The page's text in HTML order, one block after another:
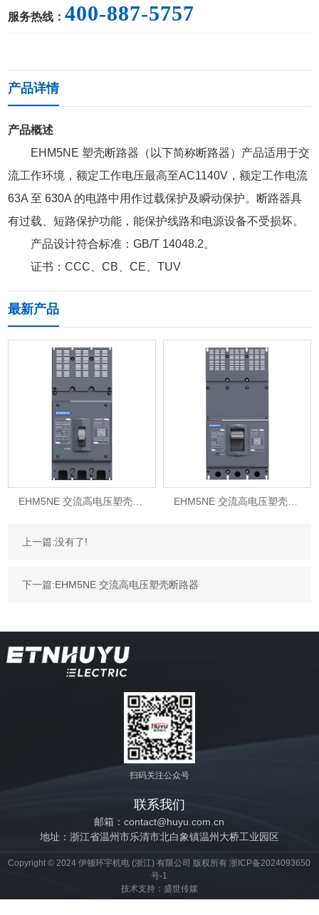
服务热线：400-887-5757
产品详情
产品概述
EHM5NE 塑壳断路器（以下简称断路器）产品适用于交
流工作环境，额定工作电压最高至AC1140V，额定工作电流
63A 至 630A 的电路中用作过载保护及瞬动保护。断路器具
有过载、短路保护功能，能保护线路和电源设备不受损坏。
产品设计符合标准：GB/T 14048.2。
证书：CCC、CB、CE、TUV
最新产品
上一篇:没有了!
下一篇:EHM5NE 交流高电压塑壳断路器
扫码关注公众号
联系我们
邮箱：contact@huyu.com.cn
地址：浙江省温州市乐清市北白象镇温州大桥工业园区
Copyright © 2024 伊顿环宇机电 (浙江) 有限公司 版权所有浙ICP备2024093650
号-1
技术支持： 盛世传媒